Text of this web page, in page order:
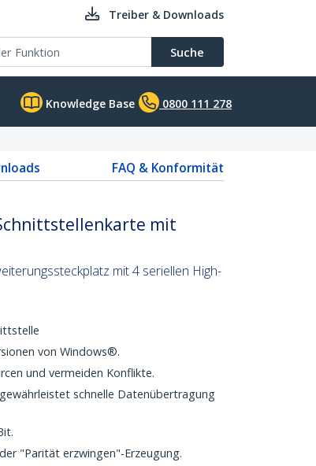
Treiber & Downloads
Suche
Knowledge Base 0800 111 278
FAQ & Konformität
mit
mit 4 seriellen High-
von Windows®.
und vermeiden Konflikte.
schnelle Datenübertragung
"Parität erzwingen"-Erzeugung.